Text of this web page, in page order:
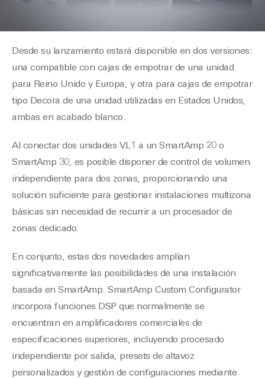
Desde su lanzamiento estará disponible en dos versiones:
una compatible con cajas de empotrar de una unidad
para Reino Unido y Europa, y otra para cajas de empotrar
tipo Decora de una unidad utilizadas en Estados Unidos,
ambas en acabado blanco.
Al conectar dos unidades VL1 a un SmartAmp 20 o
SmartAmp 30, es posible disponer de control de volumen
independiente para dos zonas, proporcionando una
solución suficiente para gestionar instalaciones multizona
básicas sin necesidad de recurrir a un procesador de
zonas dedicado.
En conjunto, estas dos novedades amplían
significativamente las posibilidades de una instalación
basada en SmartAmp. SmartAmp Custom Configurator
incorpora funciones DSP que normalmente se
encuentran en amplificadores comerciales de
especificaciones superiores, incluyendo procesado
independiente por salida, presets de altavoz
personalizados y gestión de configuraciones mediante